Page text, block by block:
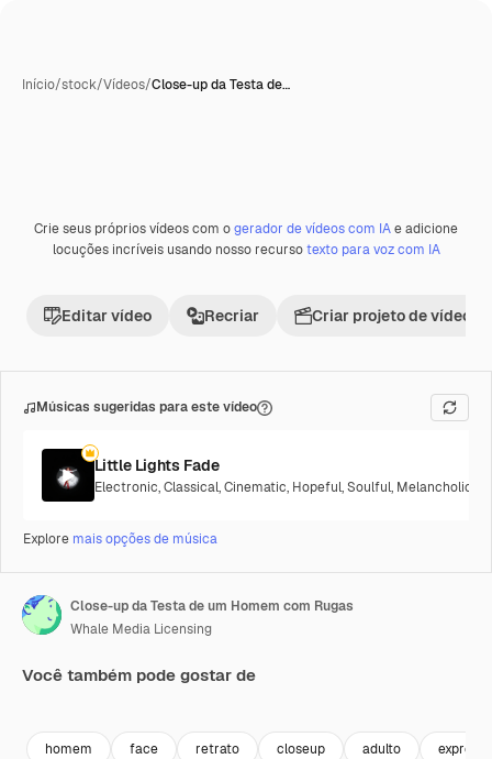
Início/stock/Vídeos/Close-up da Testa de…
Premium
Crie seus próprios vídeos com ogerador de vídeos com IAe adicione
locuções incríveis usando nosso recursotexto para voz com IA
Editar vídeo Recriar Criar projeto de vídeo
Músicas sugeridas para este vídeo
Little Lights Fade
Electronic,Classical,Cinematic, Hopeful,Soulful, Melancholic
Explore mais opções de música
Close-up da Testa de um Homem com Rugas
Whale Media Licensing
Você também pode gostar de
homem face retrato closeup adulto